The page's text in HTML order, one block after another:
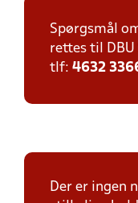
Spørgsmål
rettes til
tlf: 4632
Der er ingen